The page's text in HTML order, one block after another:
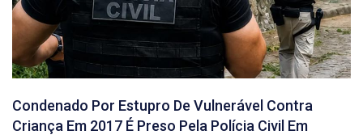
Condenado Por Estupro De Vulnerável Contra
Criança Em 2017 É Preso Pela Polícia Civil Em